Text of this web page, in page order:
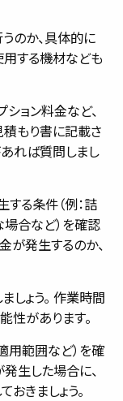
のか、具体的に
用する機材なども
ョン料金など、
積もり書に記載さ
れば質問しまし
る条件（例：詰
合など）を確認
が発生するのか、
しょう。 作業時間
性があります。
用範囲など）を確
生した場合に、
おきましょう。